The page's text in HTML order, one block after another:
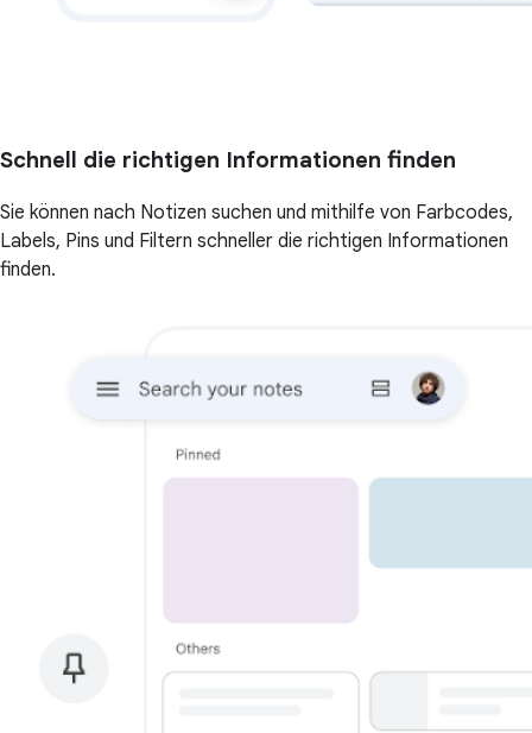
Schnell die richtigen Informationen finden
Sie können nach Notizen suchen und mithilfe von Farbcodes,
Labels, Pins und Filtern schneller die richtigen Informationen
finden.